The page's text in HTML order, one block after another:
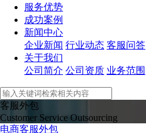
服务优势
成功案例
新闻中心
企业新闻 行业动态 客服问答
关于我们
公司简介 公司资质 业务范围
客服外包
Customer Service Outsourcing
电商客服外包